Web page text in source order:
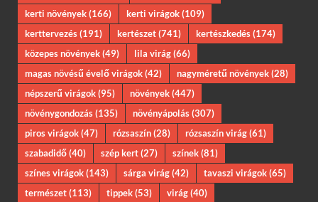
kerti növények(166) kerti virágok(109)
kerttervezés(191) kertészet(741) kertészkedés(174)
közepes növények(49) lila virág(66)
magas növésű évelő virágok(42) nagyméretű növények(28)
népszerű virágok(95) növények(447)
növénygondozás(135) növényápolás(307)
piros virágok(47) rózsaszín(28) rózsaszín virág(61)
szabadidő(40) szép kert(27) színek(81)
színes virágok(143) sárga virág(42) tavaszi virágok(65)
természet(113) tippek(53) virág(40)